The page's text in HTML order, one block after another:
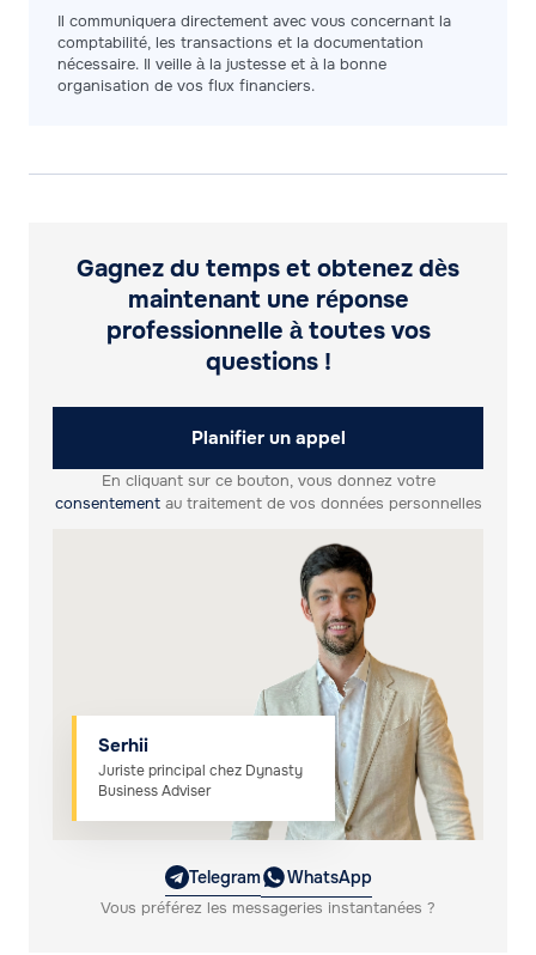
Il communiquera directement avec vous concernant la
comptabilité, les transactions et la documentation
nécessaire. Il veille à la justesse et à la bonne
organisation de vos flux financiers.
Gagnez du temps et obtenez dès
maintenant une réponse
professionnelle à toutes vos
questions !
Planifier un appel
En cliquant sur ce bouton, vous donnez votre
consentementau traitement de vos données personnelles
Telegram WhatsApp
Vous préférez les messageries instantanées ?
Serhii
Juriste principal chez Dynasty
Business Adviser